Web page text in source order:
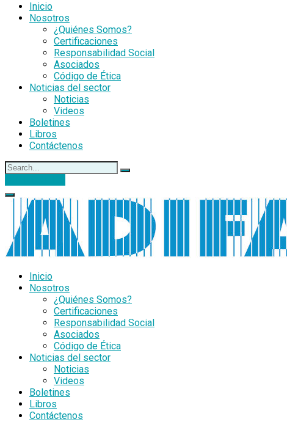
Inicio
Nosotros
¿Quiénes Somos?
Certificaciones
Responsabilidad Social
Asociados
Código de Ética
Noticias del sector
Noticias
Videos
Boletines
Libros
Contáctenos
Inicio
Nosotros
¿Quiénes Somos?
Certificaciones
Responsabilidad Social
Asociados
Código de Ética
Noticias del sector
Noticias
Videos
Boletines
Libros
Contáctenos